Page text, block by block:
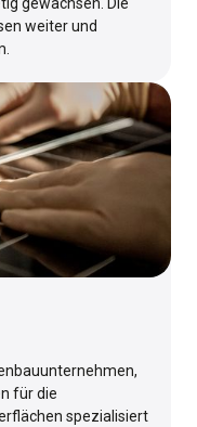
gewachsen. Die
weiter und
für die
spezialisiert